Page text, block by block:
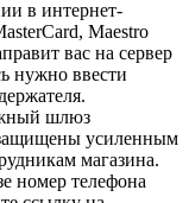
в интернет-
Maestro
вас на сервер
нужно ввести
шлюз
усиленным
магазина.
номер телефона